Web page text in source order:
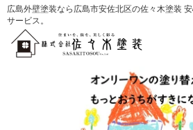
広島外壁塗装なら広島市安佐北区の佐々木塗装
サービス。